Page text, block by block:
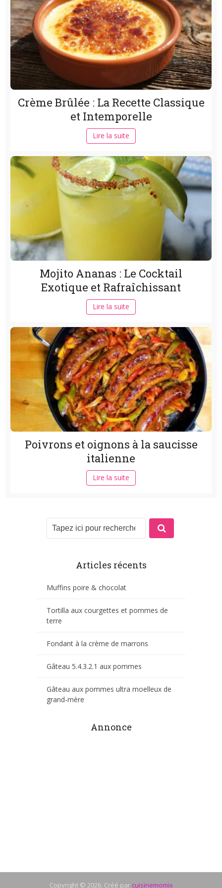
Crème Brûlée : La Recette Classique
et Intemporelle
Lire la suite
Mojito Ananas : Le Cocktail
Exotique et Rafraîchissant
Lire la suite
Poivrons et oignons à la saucisse
italienne
Lire la suite
Articles récents
Muffins poire & chocolat
Tortilla aux courgettes et pommes de
terre
Fondant à la crème de marrons
Gâteau 5.4.3.2.1 aux pommes
Gâteau aux pommes ultra moelleux de
grand-mère
Annonce
Copyright © 2026. Créé par cuisinemomix